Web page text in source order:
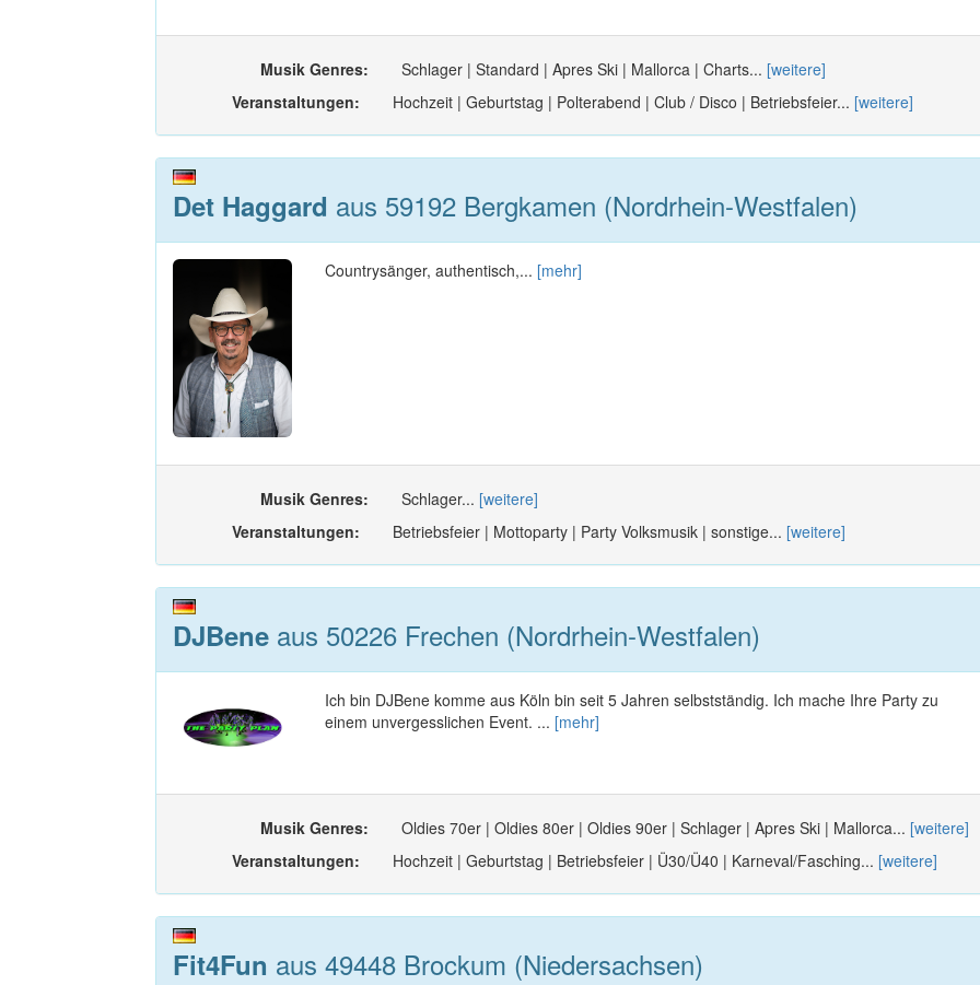
Musik Genres: Schlager | Standard | Apres Ski | Mallorca | Charts... [weitere]
Veranstaltungen:
Hochzeit | Geburtstag | Polterabend | Club / Disco | Betriebsfeier... [weitere]
Det Haggard aus 59192 Bergkamen (Nordrhein-Westfalen)
Countrysänger, authentisch,... [mehr]
Musik Genres: Schlager... [weitere]
Veranstaltungen:
Betriebsfeier | Mottoparty | Party Volksmusik | sonstige... [weitere]
DJBene aus 50226 Frechen (Nordrhein-Westfalen)
Ich bin DJBene komme aus Köln bin seit 5 Jahren selbstständig. Ich mache Ihre Party zu
einem unvergesslichen Event. ... [mehr]
Musik Genres: Oldies 70er | Oldies 80er | Oldies 90er | Schlager | Apres Ski | Mallorca... [weitere]
Veranstaltungen:
Hochzeit | Geburtstag | Betriebsfeier | Ü30/Ü40 | Karneval/Fasching... [weitere]
Fit4Fun aus 49448 Brockum (Niedersachsen)